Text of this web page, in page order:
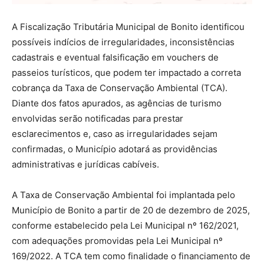
A Fiscalização Tributária Municipal de Bonito identificou
possíveis indícios de irregularidades, inconsistências
cadastrais e eventual falsificação em vouchers de
passeios turísticos, que podem ter impactado a correta
cobrança da Taxa de Conservação Ambiental (TCA).
Diante dos fatos apurados, as agências de turismo
envolvidas serão notificadas para prestar
esclarecimentos e, caso as irregularidades sejam
confirmadas, o Município adotará as providências
administrativas e jurídicas cabíveis.
A Taxa de Conservação Ambiental foi implantada pelo
Município de Bonito a partir de 20 de dezembro de 2025,
conforme estabelecido pela Lei Municipal nº 162/2021,
com adequações promovidas pela Lei Municipal nº
169/2022. A TCA tem como finalidade o financiamento de